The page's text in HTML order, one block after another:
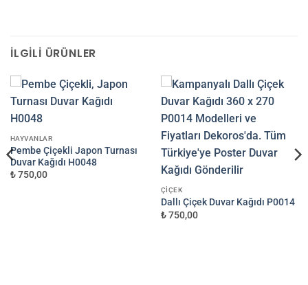
İLGILI ÜRÜNLER
HAYVANLAR
Pembe Çiçekli Japon Turnası
Duvar Kağıdı H0048
₺ 750,00
ÇIÇEK
Dallı Çiçek Duvar Kağıdı P0014
₺ 750,00